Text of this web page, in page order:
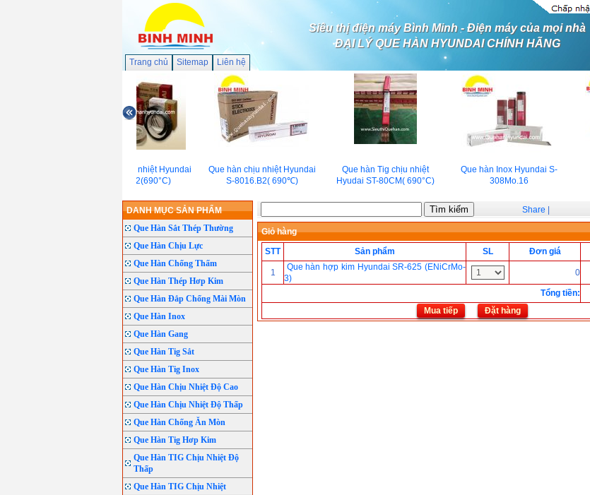
Siêu thị điện máy Bình Minh - Điện máy của mọi nhà
ĐẠI LÝ QUE HÀN HYUNDAI CHÍNH HÃNG
Trang chủ Sitemap Liên hệ
Dây hàn chịu nhiệt Hyundai
SC-81B2(690°C)
Que hàn chịu nhiệt Hyundai
S-8016.B2( 690℃)
Que hàn Tig chịu nhiệt
Hyudai ST-80CM( 690°C)
Que hàn Inox Hyundai S-
308Mo.16
DANH MỤC SẢN PHẨM
Que Hàn Sắt Thép Thường
Que Hàn Chịu Lực
Que Hàn Chống Thấm
Que Hàn Thép Hơp Kim
Que Hàn Đắp Chống Mài Mòn
Que Hàn Inox
Que Hàn Gang
Que Hàn Tig Sắt
Que Hàn Tig Inox
Que Hàn Chịu Nhiệt Độ Cao
Que Hàn Chịu Nhiệt Độ Thấp
Que Hàn Chống Ăn Mòn
Que Hàn Tig Hơp Kim
Que Hàn TIG Chịu Nhiệt Độ
Thấp
Que Hàn TIG Chịu Nhiệt
Share
Giỏ hàng
STT
Sản phẩm SL Đơn giá
1
Que hàn hợp kim Hyundai SR-625 (ENiCrMo-
3)
0
Tổng tiền:
Mua tiếp
Đặt hàng